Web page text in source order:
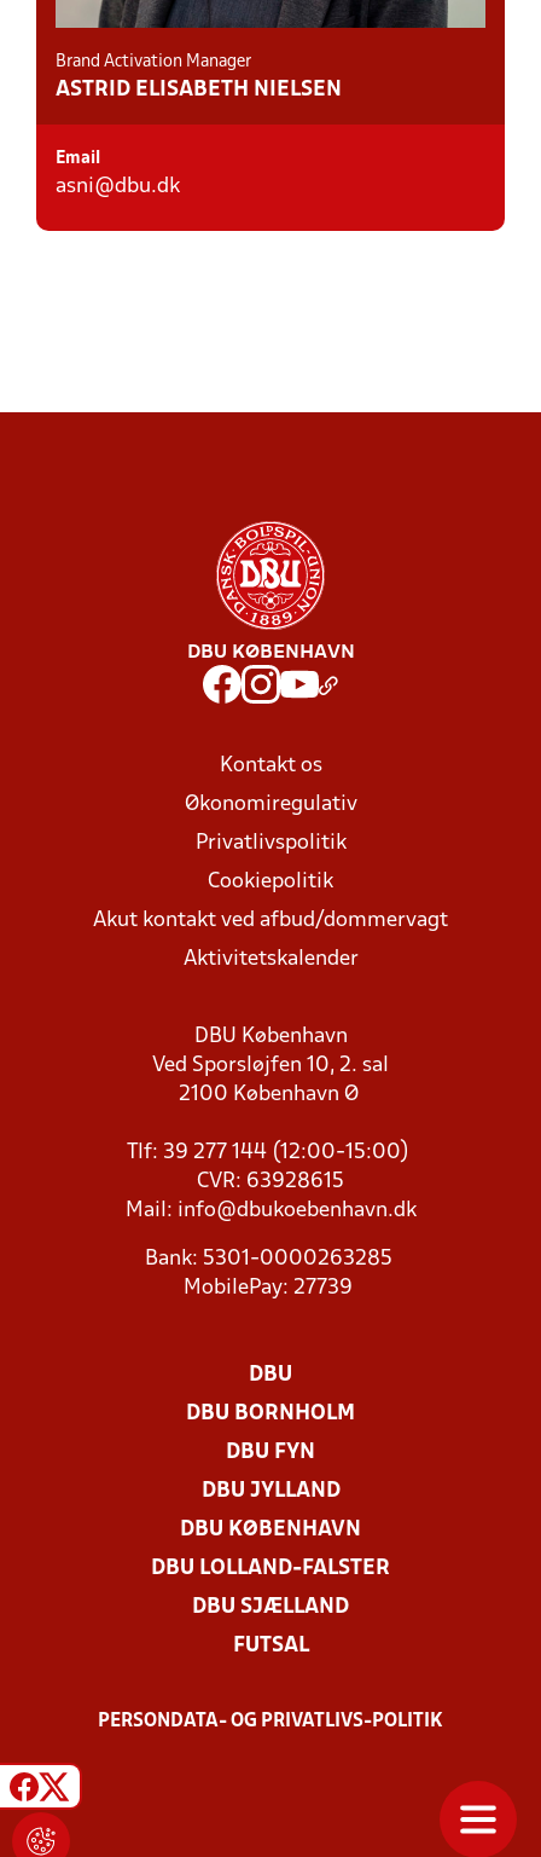
Brand Activation Manager
ASTRID ELISABETH NIELSEN
Email
asni@dbu.dk
DBU KØBENHAVN
Kontakt os
Økonomiregulativ
Privatlivspolitik
Cookiepolitik
Akut kontakt ved afbud/dommervagt
Aktivitetskalender
DBU København
Ved Sporsløjfen 10, 2. sal
2100 København Ø
Tlf: 39 277 144 (12:00-15:00)
CVR: 63928615
Mail: info@dbukoebenhavn.dk
Bank: 5301-0000263285
MobilePay: 27739
DBU
DBU BORNHOLM
DBU FYN
DBU JYLLAND
DBU KØBENHAVN
DBU LOLLAND-FALSTER
DBU SJÆLLAND
FUTSAL
PERSONDATA- OG PRIVATLIVS-POLITIK